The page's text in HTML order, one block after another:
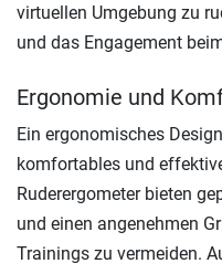
virtuellen Umgebung zu
und das Engagement
Ergonomie und
Ein ergonomisches
komfortables und
Ruderergometer bieten
und einen angenehmen
Trainings zu vermeiden.